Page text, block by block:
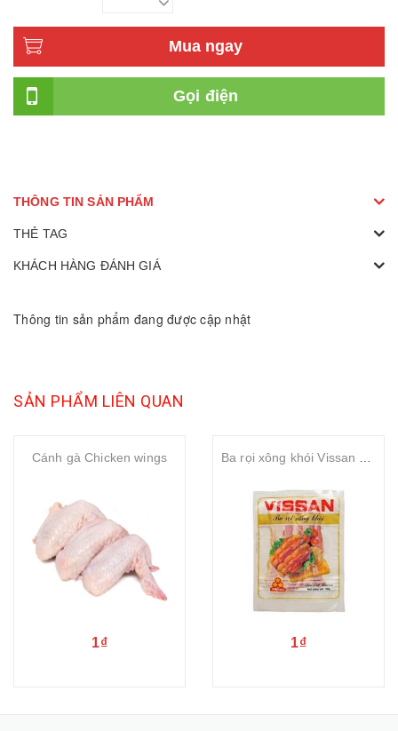
Mua ngay
Gọi điện
THÔNG TIN SẢN PHẨM
THẺ TAG
KHÁCH HÀNG ĐÁNH GIÁ
Thông tin sản phẩm đang được cập nhật
SẢN PHẨM LIÊN QUAN
Cánh gà Chicken wings
1₫ 1₫